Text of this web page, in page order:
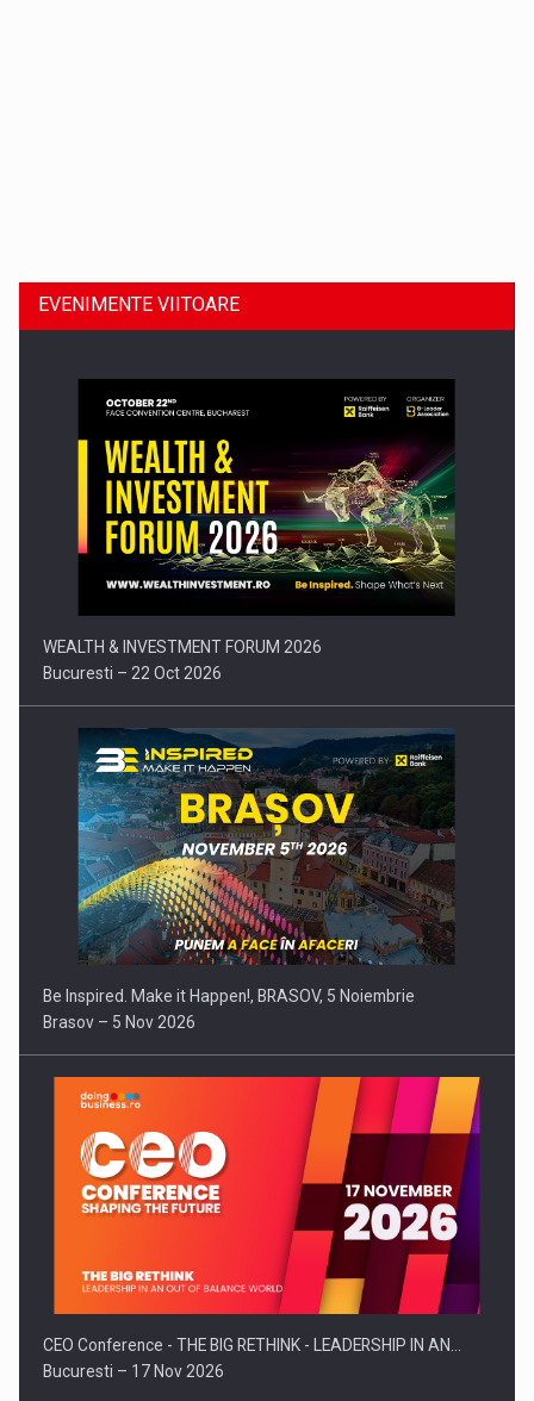
Comunicat de presa: Joburile part-time reincep sa intre pe…
EVENIMENTE VIITOARE
WEALTH & INVESTMENT FORUM 2026
Bucuresti – 22 Oct 2026
Be Inspired. Make it Happen!, BRASOV, 5 Noiembrie
Brasov – 5 Nov 2026
CEO Conference - THE BIG RETHINK - LEADERSHIP IN AN…
Bucuresti – 17 Nov 2026